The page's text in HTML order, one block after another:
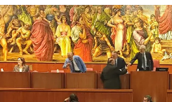
Attualità
Economia e lavoro
Italia Mondo